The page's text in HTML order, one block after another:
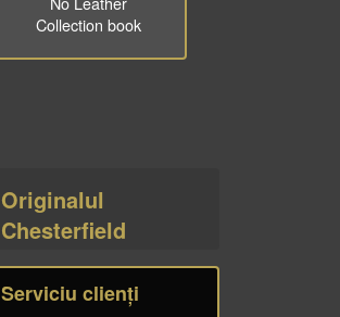
Collection book
Originalul
Chesterfield
Serviciu clienți